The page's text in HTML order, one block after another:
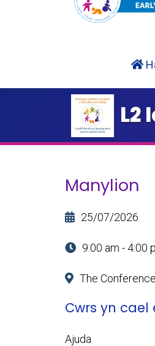
L2
Manylion
25/07/2026
9:00 am - 4:00
The
Cwrs yn cael
Ajuda